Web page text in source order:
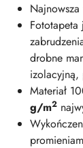
Fototapeta
drobne
izolacyjną,
Materiał
g/m2